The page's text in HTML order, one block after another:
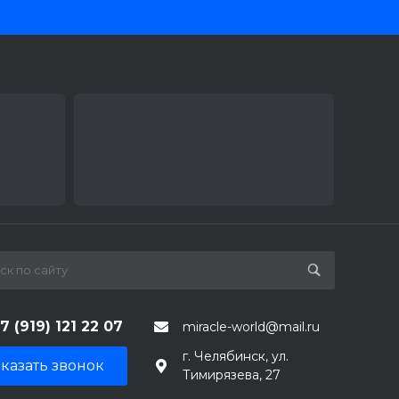
(919) 121 22 07 miracle-world@mail.ru
звонок
г. Челябинск, ул.
Тимирязева, 27